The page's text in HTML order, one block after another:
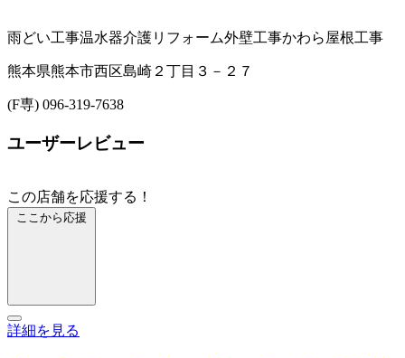
雨どい工事温水器介護リフォーム外壁工事かわら屋根工事
熊本県熊本市西区島崎２丁目３－２７
(F専) 096-319-7638
ユーザーレビュー
この店舗を応援する！
ここから応援
詳細を見る